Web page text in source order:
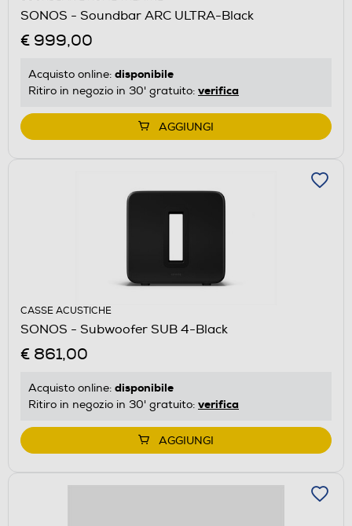
SONOS - Soundbar ARC ULTRA-Black
€ 999,00
Acquisto online: disponibile
Ritiro in negozio in 30' gratuito: verifica
AGGIUNGI
CASSE ACUSTICHE
SONOS - Subwoofer SUB 4-Black
€ 861,00
Acquisto online: disponibile
Ritiro in negozio in 30' gratuito: verifica
AGGIUNGI